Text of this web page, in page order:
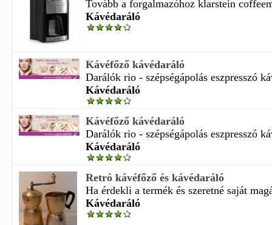
Tovább a forgalmazóhoz klarstein
Kávédaráló
Kávéfőző kávédaráló
Darálók rio - szépségápolás eszpresszó
Kávédaráló
Kávéfőző kávédaráló
Darálók rio - szépségápolás eszpresszó
Kávédaráló
Retró kávéfőző és kávédaráló
Ha érdekli a termék és szeretné saját
Kávédaráló